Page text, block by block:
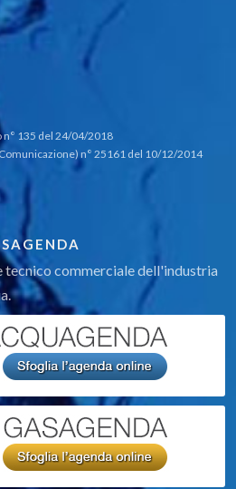
n° 135 del 24/04/2018
n° 25161 del 10/12/2014
tecnico commerciale dell'industria